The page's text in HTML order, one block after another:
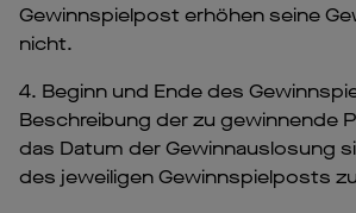
Gewinnspielpost erhöhen seine
nicht.
4. Beginn und Ende des
Beschreibung der zu gewinnende
das Datum der Gewinnauslosung
des jeweiligen Gewinnspielposts